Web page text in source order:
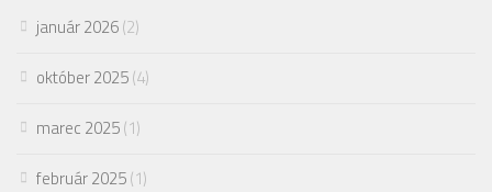
január 2026(2)
október 2025(4)
marec 2025(1)
február 2025(1)